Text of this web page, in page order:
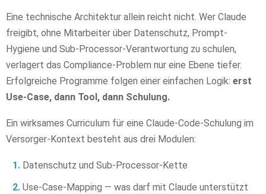
Eine technische Architektur allein reicht nicht. Wer Claude
freigibt, ohne Mitarbeiter über Datenschutz, Prompt-
Hygiene und Sub-Processor-Verantwortung zu schulen,
verlagert das Compliance-Problem nur eine Ebene tiefer.
Erfolgreiche Programme folgen einer einfachen Logik: erst
Use-Case, dann Tool, dann Schulung.
Ein wirksames Curriculum für eine Claude-Code-Schulung im
Versorger-Kontext besteht aus drei Modulen:
Datenschutz und Sub-Processor-Kette
Use-Case-Mapping — was darf mit Claude unterstützt